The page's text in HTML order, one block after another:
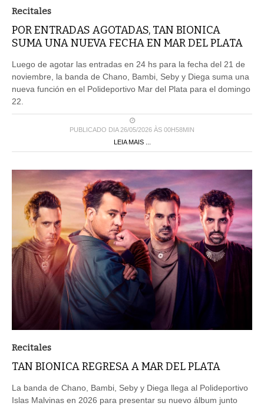
Recitales
POR ENTRADAS AGOTADAS, TAN BIONICA
SUMA UNA NUEVA FECHA EN MAR DEL PLATA
Luego de agotar las entradas en 24 hs para la fecha del 21 de
noviembre, la banda de Chano, Bambi, Seby y Diega suma una
nueva función en el Polideportivo Mar del Plata para el domingo
22.
PUBLICADO DIA 26/05/2026 ÀS 00H58MIN
LEIA MAIS ...
Recitales
TAN BIONICA REGRESA A MAR DEL PLATA
La banda de Chano, Bambi, Seby y Diega llega al Polideportivo
Islas Malvinas en 2026 para presentar su nuevo álbum junto